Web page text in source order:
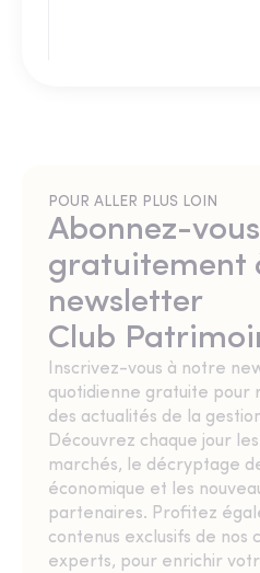
POUR ALLER PLUS LOIN
Abonnez-vous
gratuitement
newsletter
Club
Inscrivez-vous à notre
quotidienne gratuite pour
des actualités de la
Découvrez chaque jour
marchés, le décryptage
économique et les
partenaires. Profitez
contenus exclusifs de nos
experts, pour enrichir